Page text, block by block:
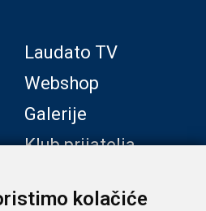
kolačiće
Laudato TV
Webshop
Galerije
Klub prijatelja